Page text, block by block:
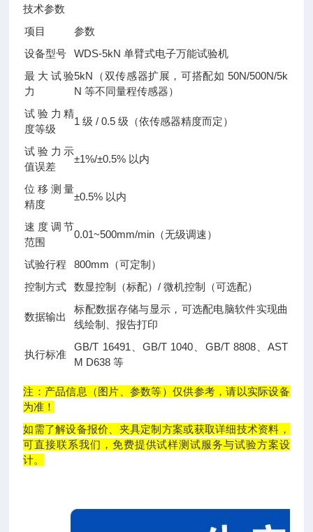
技术参数
项目
参数
设备型号
WDS-5kN 单臂式电子万能试验机
最大试验
力
5kN（双传感器扩展，可搭配如 50N/500N/5k
N 等不同量程传感器）
试验力精
度等级
1 级 / 0.5 级（依传感器精度而定）
试验力示
值误差
±1%/±0.5% 以内
位移测量
精度
±0.5% 以内
速度调节
范围
0.01~500mm/min（无级调速）
试验行程
800mm（可定制）
控制方式
数显控制（标配）/ 微机控制（可选配）
数据输出
标配数据存储与显示，可选配电脑软件实现曲
线绘制、报告打印
执行标准
GB/T 16491、GB/T 1040、GB/T 8808、AST
M D638 等
注：产品信息（图片、参数等）仅供参考，请以实际设备
为准！
如需了解设备报价、夹具定制方案或获取详细技术资料，
可直接联系我们，免费提供试样测试服务与试验方案设
计。